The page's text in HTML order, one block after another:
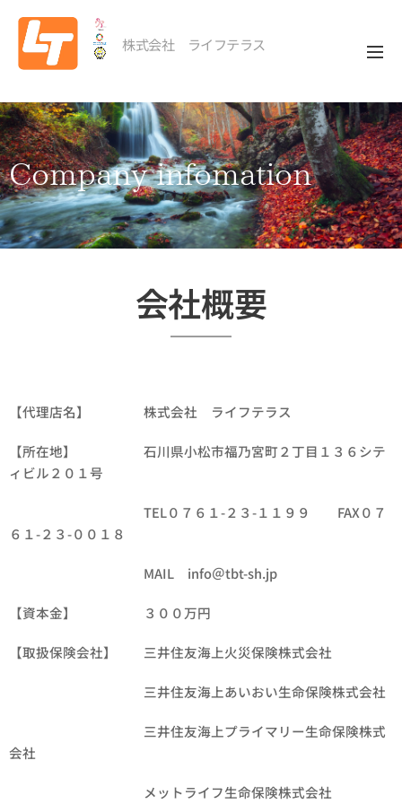
株式会社 ライフテラス
Company infomation
会社概要
【代理店名】 株式会社 ライフテラス
【所在地】 石川県小松市福乃宮町２丁目１３６シテ
ィビル２０１号
TEL０７６１-２３-１１９９ FAX０７
６１-２３-００１８
MAIL info＠tbt-sh.jp
【資本金】 ３００万円
【取扱保険会社】 三井住友海上火災保険株式会社
三井住友海上あいおい生命保険株式会社
三井住友海上プライマリー生命保険株式
会社
メットライフ生命保険株式会社